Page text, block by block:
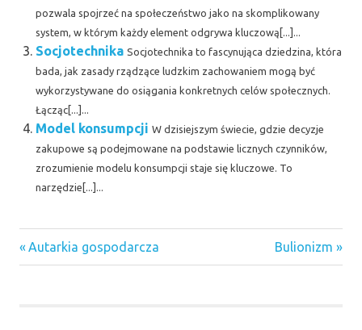
pozwala spojrzeć na społeczeństwo jako na skomplikowany
system, w którym każdy element odgrywa kluczową[...]...
Socjotechnika Socjotechnika to fascynująca dziedzina, która
bada, jak zasady rządzące ludzkim zachowaniem mogą być
wykorzystywane do osiągania konkretnych celów społecznych.
Łącząc[...]...
Model konsumpcji W dzisiejszym świecie, gdzie decyzje
zakupowe są podejmowane na podstawie licznych czynników,
zrozumienie modelu konsumpcji staje się kluczowe. To
narzędzie[...]...
Nawigacja
Previous
Post:
Autarkia gospodarcza
Next
Post:
Bulionizm